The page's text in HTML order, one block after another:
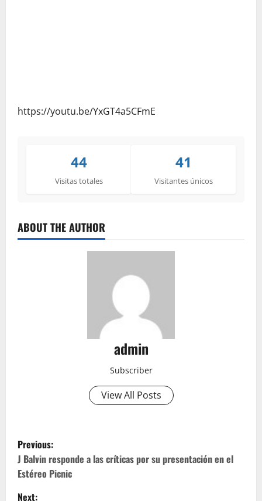
https://youtu.be/YxGT4a5CFmE
44
Visitas totales
41
Visitantes únicos
ABOUT THE AUTHOR
admin
Subscriber
View All Posts
P
o
s
Previous:
J Balvin responde a las críticas por su presentación en el
Estéreo Picnic
Next: